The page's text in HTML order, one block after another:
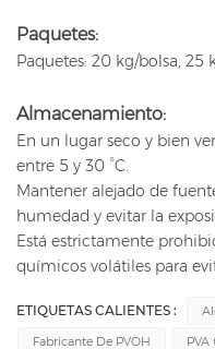
Paquetes:
Paquetes: 20 kg/bolsa, 25
Almacenamiento:
En un lugar seco y bien
entre 5 y 30 °C.
Mantener alejado de
humedad y evitar la
Está estrictamente
químicos volátiles para
ETIQUETAS CALIENTES :
Fabricante De PVOH